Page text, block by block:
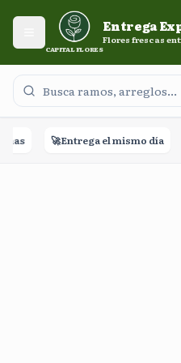
Entrega Exprés el mismo
Abrir menú
CAPITAL FLORES
Entrega
Flores frescas
🚀Entrega el mismo día